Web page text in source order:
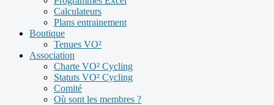
Calculateurs
Plans entrainement
Boutique
Tenues VO²
Association
Charte VO² Cycling
Statuts VO² Cycling
Comité
Où sont les membres ?